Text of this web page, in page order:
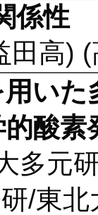
係性
田高)
い
酸素
多元
/東